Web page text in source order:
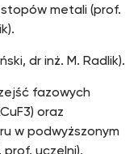
metali (prof.
dr inż. M. Radlik).
fazowych
oraz
w podwyższonym